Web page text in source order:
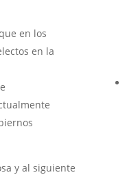
en los
en la
y al siguiente